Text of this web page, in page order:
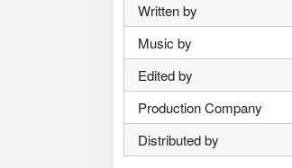
Written by
Music by
Edited by
Production Company
Distributed by